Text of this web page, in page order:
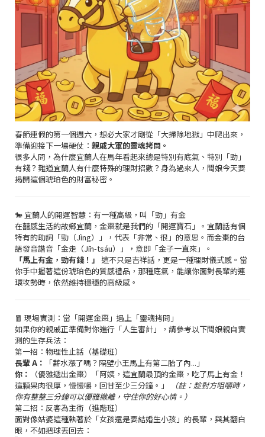
春節連假的第一個週六，想必大家才剛從「大掃除地獄」中爬出來，
準備迎接下一場硬仗： 親戚大軍的靈魂拷問。
很多人問，為什麼宜蘭人在馬年看起來總是特別有底氣、特別「勁」
有錢？難道宜蘭人有什麼特殊的理財招數？身為過來人，闆娘今天要
揭開這個琥珀色的財富秘密。
🐎 宜蘭人的開運智慧：有一種高級，叫「勁」有金
在囍感生活的故鄉宜蘭，金棗就是我們的「開運寶石」。宜蘭話有個
特有的助詞「勁（Jìng）」，代表「非常、很」的意思。而金棗的台
語發音諧音「金走（Jīn-tsáu）」，意即「金子一直來」。
「馬上有金，勁有錢！」
這不只是吉祥話，更是一種理財儀式感。當
你手中握著這份琥珀色的質感禮品，那種底氣，能讓你面對長輩的連
環攻勢時，依然維持穩穩的高級感。
🧧 現場實測：當「開運金棗」遇上「靈魂拷問」
如果你的親戚正準備對你進行「人生審計」，請參考以下闆娘親自實
測的生存兵法：
第一招：物理性止話（基礎班）
長輩 A：
「薪水漲了嗎？隔壁小王馬上有第二胎了內...」
你：
（優雅遞出金棗）「阿姨，這宜蘭最頂的金棗，吃了馬上有金！
這顆果肉很厚，慢慢嚼，回甘至少三分鐘。」
（註：趁對方咀嚼時，
你有整整三分鐘可以優雅撤離，守住你的好心情。）
第二招：反客為主術（進階班）
面對像姑婆這種執著於「女孩還是要結婚生小孩」的長輩，與其翻白
眼，不如把球丟回去：